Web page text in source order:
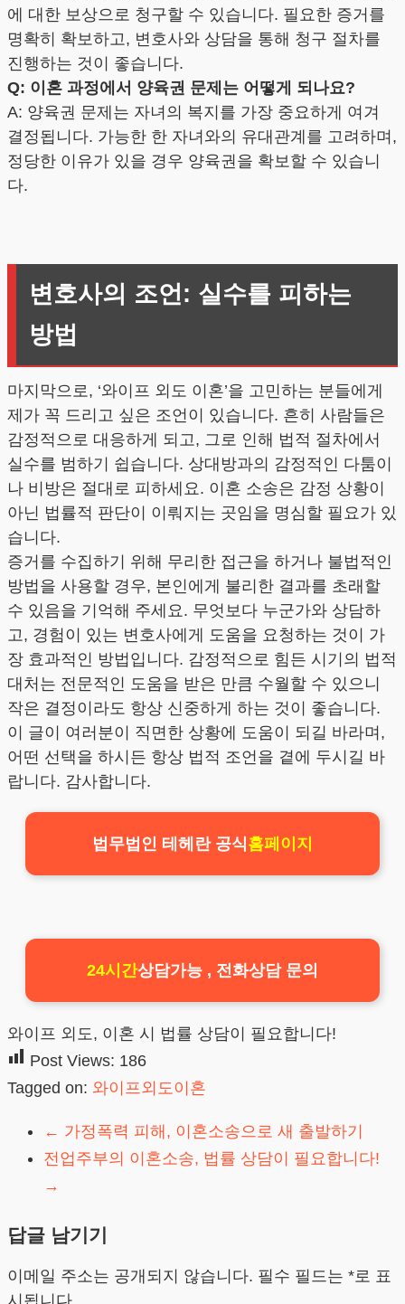
에 대한 보상으로 청구할 수 있습니다. 필요한 증거를
명확히 확보하고, 변호사와 상담을 통해 청구 절차를
진행하는 것이 좋습니다.
Q: 이혼 과정에서 양육권 문제는 어떻게 되나요?
A: 양육권 문제는 자녀의 복지를 가장 중요하게 여겨
결정됩니다. 가능한 한 자녀와의 유대관계를 고려하며,
정당한 이유가 있을 경우 양육권을 확보할 수 있습니
다.
변호사의 조언: 실수를 피하는
방법
마지막으로, ‘와이프 외도 이혼’을 고민하는 분들에게
제가 꼭 드리고 싶은 조언이 있습니다. 흔히 사람들은
감정적으로 대응하게 되고, 그로 인해 법적 절차에서
실수를 범하기 쉽습니다. 상대방과의 감정적인 다툼이
나 비방은 절대로 피하세요. 이혼 소송은 감정 상황이
아닌 법률적 판단이 이뤄지는 곳임을 명심할 필요가 있
습니다.
증거를 수집하기 위해 무리한 접근을 하거나 불법적인
방법을 사용할 경우, 본인에게 불리한 결과를 초래할
수 있음을 기억해 주세요. 무엇보다 누군가와 상담하
고, 경험이 있는 변호사에게 도움을 요청하는 것이 가
장 효과적인 방법입니다. 감정적으로 힘든 시기의 법적
대처는 전문적인 도움을 받은 만큼 수월할 수 있으니
작은 결정이라도 항상 신중하게 하는 것이 좋습니다.
이 글이 여러분이 직면한 상황에 도움이 되길 바라며,
어떤 선택을 하시든 항상 법적 조언을 곁에 두시길 바
랍니다. 감사합니다.
법무법인 테헤란 공식홈페이지
24시간상담가능 , 전화상담 문의
와이프 외도, 이혼 시 법률 상담이 필요합니다!
Post Views: 186
Tagged on: 와이프외도이혼
← 가정폭력 피해, 이혼소송으로 새 출발하기
전업주부의 이혼소송, 법률 상담이 필요합니다!
→
답글 남기기
이메일 주소는 공개되지 않습니다. 필수 필드는 *로 표
시됩니다